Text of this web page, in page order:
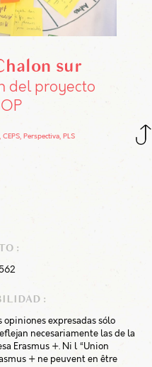
sur
del proyecto
Perspectiva, PLS
:
:
opiniones expresadas sólo
necesariamente las de la
Erasmus +. Ni l “Union
+ ne peuvent en être